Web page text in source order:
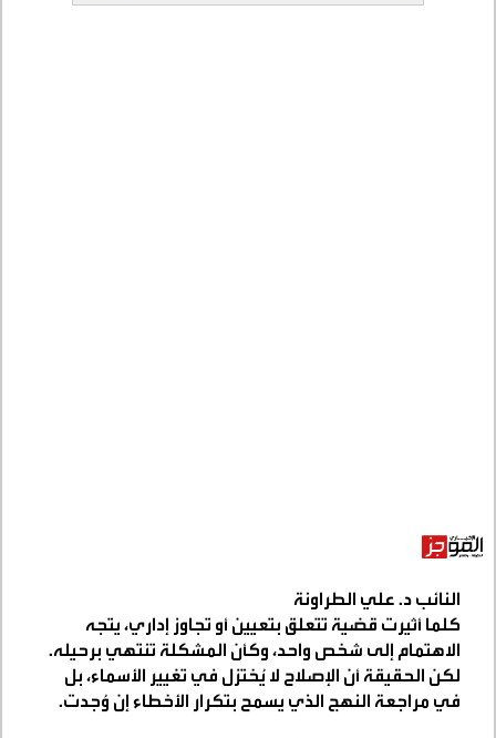
النائب د. علي الطراونة
كلما أثيرت قضية تتعلق بتعيين أو تجاوز إداري، يتجه
الاهتمام إلى شخص واحد، وكأن المشكلة تنتهي برحيله.
لكن الحقيقة أن الإصلاح لا يُختزل في تغيير الأسماء، بل
في مراجعة النهج الذي يسمح بتكرار الأخطاء إن وُجدت.